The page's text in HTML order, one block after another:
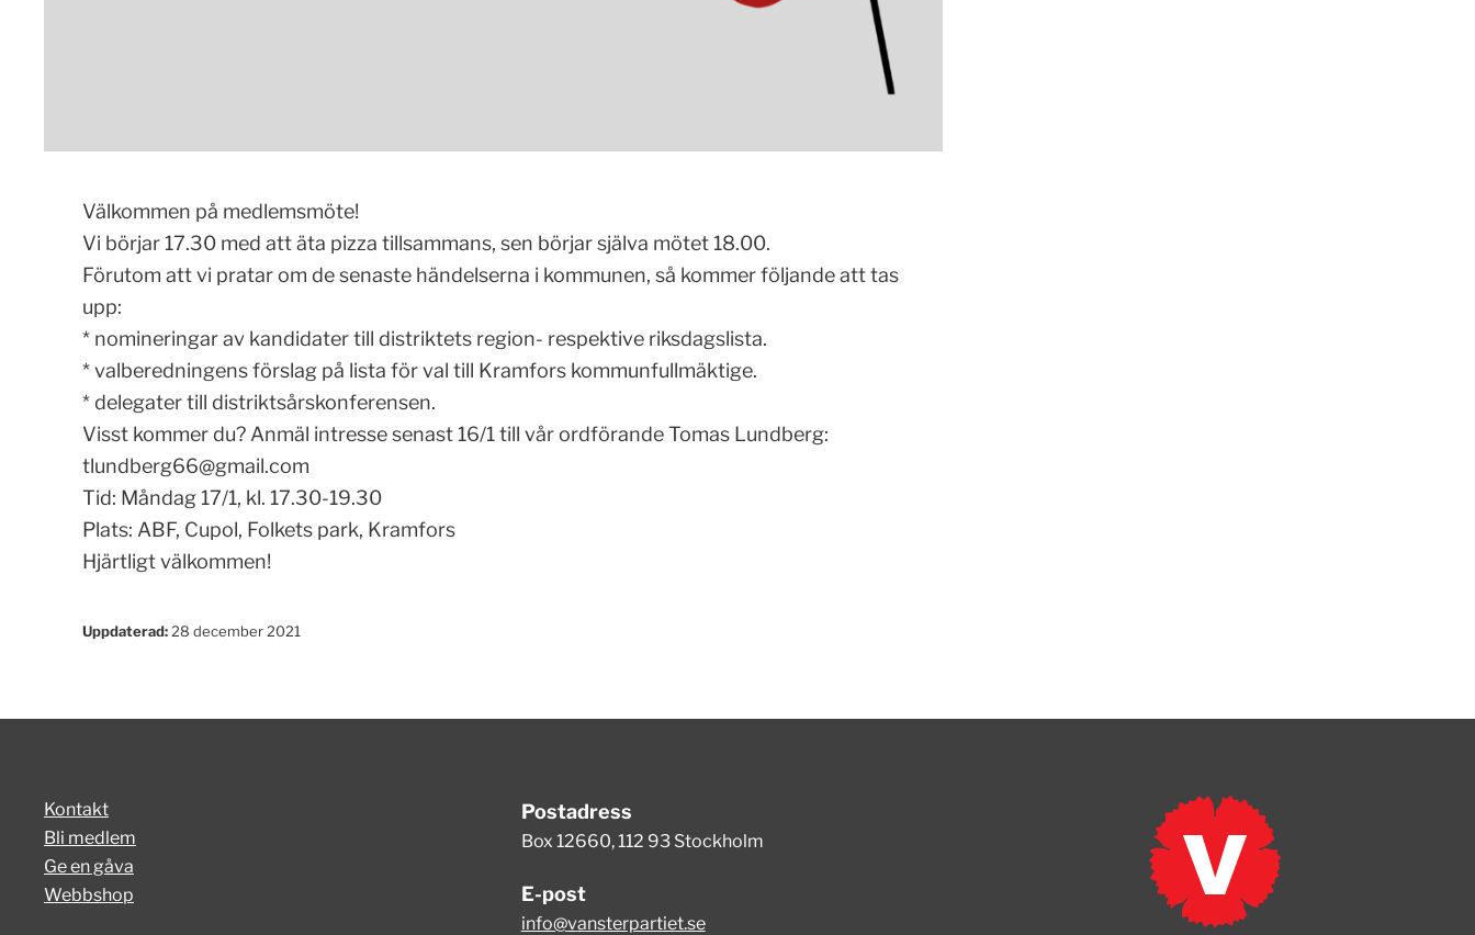
Välkommen på medlemsmöte!
Vi börjar 17.30 med att äta pizza tillsammans, sen börjar själva mötet 18.00.
Förutom att vi pratar om de senaste händelserna i kommunen, så kommer följande att tas
upp:
* nomineringar av kandidater till distriktets region- respektive riksdagslista.
* valberedningens förslag på lista för val till Kramfors kommunfullmäktige.
* delegater till distriktsårskonferensen.
Visst kommer du? Anmäl intresse senast 16/1 till vår ordförande Tomas Lundberg:
tlundberg66@gmail.com
Tid: Måndag 17/1, kl. 17.30-19.30
Plats: ABF, Cupol, Folkets park, Kramfors
Hjärtligt välkommen!
Uppdaterad:28 december 2021
Kontakt
Bli medlem
Ge en gåva
Webbshop
Postadress
Box 12660, 112 93 Stockholm
E-post
info@vansterpartiet.se